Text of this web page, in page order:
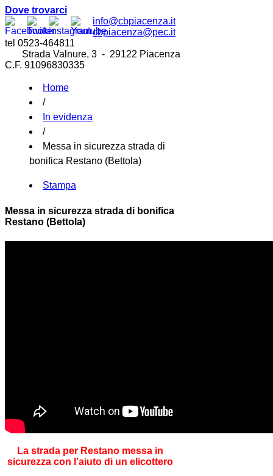
Dove trovarci
info@cbpiacenza.it
cbpiacenza@pec.it
tel 0523-464811
Strada Valnure, 3 - 29122 Piacenza
C.F. 91096830335
Home
/
In evidenza
/
Messa in sicurezza strada di
bonifica Restano (Bettola)
Stampa
Messa in sicurezza strada di bonifica
Restano (Bettola)
La strada per Restano messa in
sicurezza con l’aiuto di un elicottero